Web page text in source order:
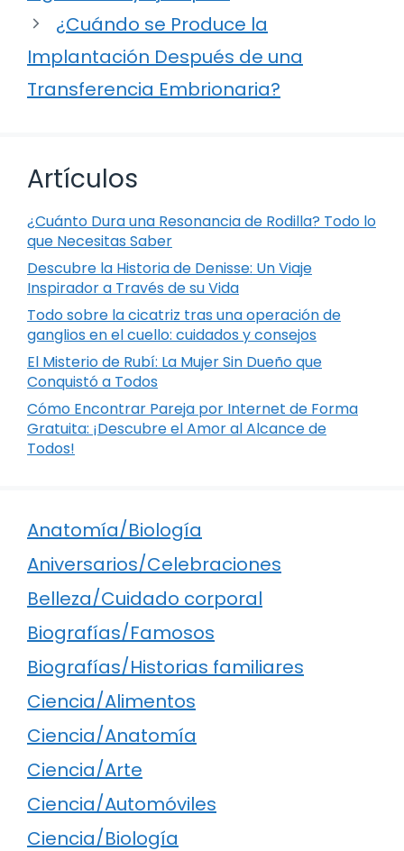
¿Cuándo se Produce la
Implantación Después de una
Transferencia Embrionaria?
Artículos
¿Cuánto Dura una Resonancia de Rodilla? Todo lo
que Necesitas Saber
Descubre la Historia de Denisse: Un Viaje
Inspirador a Través de su Vida
Todo sobre la cicatriz tras una operación de
ganglios en el cuello: cuidados y consejos
El Misterio de Rubí: La Mujer Sin Dueño que
Conquistó a Todos
Cómo Encontrar Pareja por Internet de Forma
Gratuita: ¡Descubre el Amor al Alcance de
Todos!
Anatomía/Biología
Aniversarios/Celebraciones
Belleza/Cuidado corporal
Biografías/Famosos
Biografías/Historias familiares
Ciencia/Alimentos
Ciencia/Anatomía
Ciencia/Arte
Ciencia/Automóviles
Ciencia/Biología